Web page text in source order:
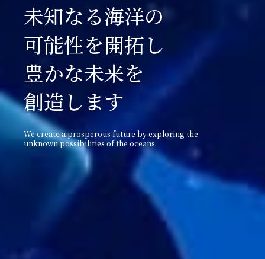
未知なる海洋の
可能性を開拓し
豊かな未来を
創造します
We create a prosperous future by exploring the
unknownpossibilities of the oceans.